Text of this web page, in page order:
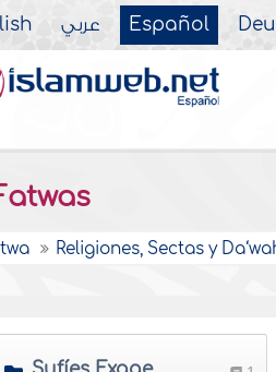
عربي Español
Religiones, Sectas y